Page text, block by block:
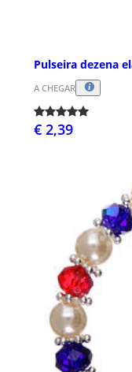
Pulseira dezena
A CHEGAR
€ 2,39